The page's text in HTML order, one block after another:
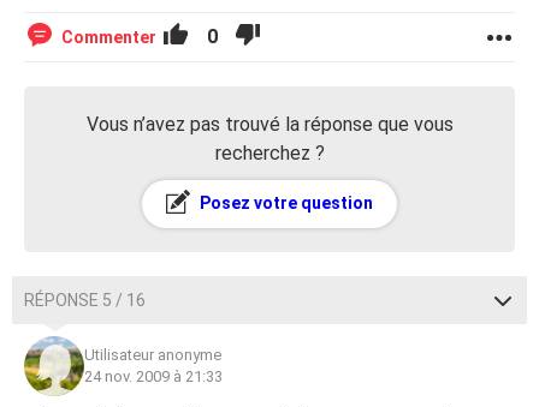
Commenter 0
Vous n’avez pas trouvé la réponse que vous
recherchez ?
Posez votre question
RÉPONSE 5 / 16
Utilisateur anonyme
24 nov. 2009 à 21:33